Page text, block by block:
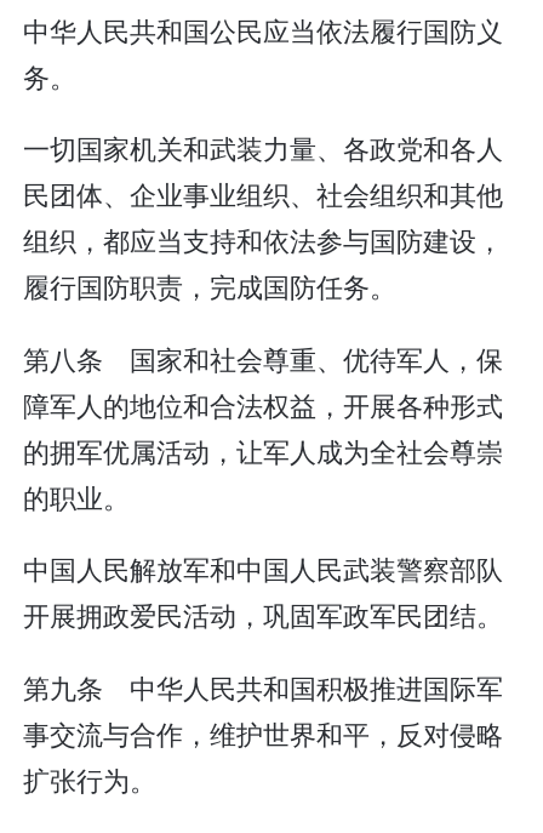
中华人民共和国公民应当依法履行国防义
务。
一切国家机关和武装力量、各政党和各人
民团体、企业事业组织、社会组织和其他
组织，都应当支持和依法参与国防建设，
履行国防职责，完成国防任务。
第八条 国家和社会尊重、优待军人，保
障军人的地位和合法权益，开展各种形式
的拥军优属活动，让军人成为全社会尊崇
的职业。
中国人民解放军和中国人民武装警察部队
开展拥政爱民活动，巩固军政军民团结。
第九条 中华人民共和国积极推进国际军
事交流与合作，维护世界和平，反对侵略
扩张行为。